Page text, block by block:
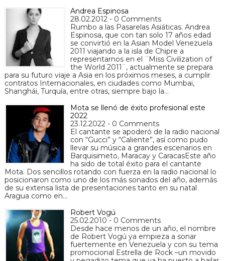
Andrea Espinosa
28.02.2012 - 0 Comments
Rumbo a las Pasarelas Asiáticas. Andrea
Espinosa, que con tan solo 17 años edad
se convirtió en la Asian Model Venezuela
2011 viajando a la isla de Chipre a
representarnos en el ¨Miss Civilization of
the World 2011¨, actualmente se prepara
para su futuro viaje a Asia en los próximos meses, a cumplir
contratos Internacionales, en ciudades como Mumbai,
Shanghái, Turquía, entre otras, siempre bajo la…
Mota se llenó de éxito profesional este
2022
23.12.2022 - 0 Comments
El cantante se apoderó de la radio nacional
con “Gucci” y “Caliente”, así como pudo
llevar su música a grandes escenarios en
Barquisimeto, Maracay y CaracasEste año
ha sido de total éxito para el cantante
Mota. Dos sencillos rotando con fuerza en la radio nacional lo
posicionaron como uno de los más sonados del año, además
de su extensa lista de presentaciones tanto en su natal
Aragua como en…
Robert Vogú
25.02.2010 - 0 Comments
Desde hace menos de un año, el nombre
de Robert Vogú ya empieza a sonar
fuertemente en Venezuela y con su tema
promocional Estrella de Rock –un movido